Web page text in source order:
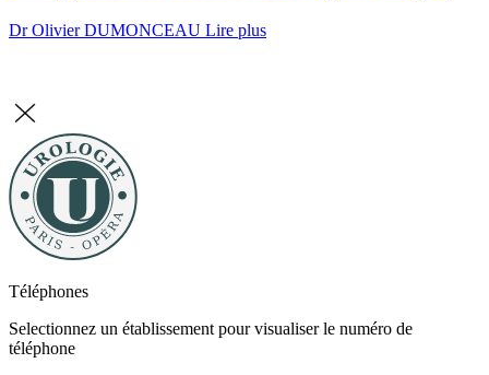
Dr Olivier DUMONCEAU Lire plus
Téléphones
Selectionnez un établissement pour visualiser le numéro de
téléphone